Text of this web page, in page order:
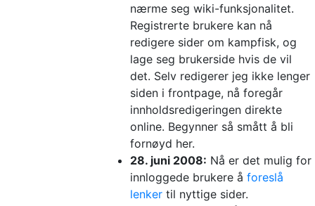
nærme seg wiki-funksjonalitet.
Registrerte brukere kan nå
redigere sider om kampfisk, og
lage seg brukerside hvis de vil
det. Selv redigerer jeg ikke lenger
siden i frontpage, nå foregår
innholdsredigeringen direkte
online. Begynner så smått å bli
fornøyd her.
28. juni 2008: Nå er det mulig for
innloggede brukere å foreslå
lenker til nyttige sider.